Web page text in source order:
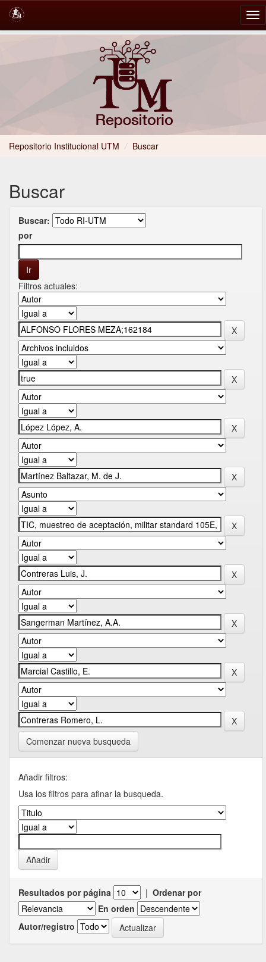
Repositorio Institucional UTM / Buscar
Buscar
Buscar:
por
Filtros actuales:
Comenzar nueva busqueda
Añadir filtros:
Usa los filtros para afinar la busqueda.
Resultados por página | Ordenar por
En orden
Autor/registro